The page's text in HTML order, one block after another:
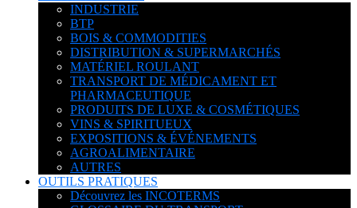
INDUSTRIE
BTP
BOIS & COMMODITIES
DISTRIBUTION & SUPERMARCHÉS
MATÉRIEL ROULANT
TRANSPORT DE MÉDICAMENT ET
PHARMACEUTIQUE
PRODUITS DE LUXE & COSMÉTIQUES
VINS & SPIRITUEUX
EXPOSITIONS & ÉVÉNEMENTS
AGROALIMENTAIRE
AUTRES
OUTILS PRATIQUES
Découvrez les INCOTERMS